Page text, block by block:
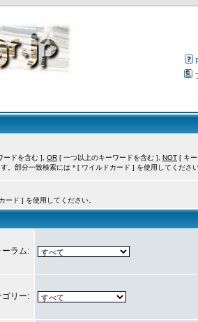
ードを含む ], OR [ 一つ以上のキーワードを含む ], NOT [ キ
。部分一致検索には * [ ワイルドカード ] を使用してくださ
ード ] を使用してください。
ーラム:
ゴリー: